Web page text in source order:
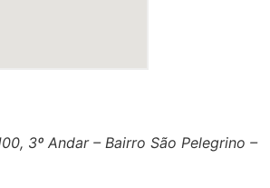
3º Andar – Bairro São Pelegrino –